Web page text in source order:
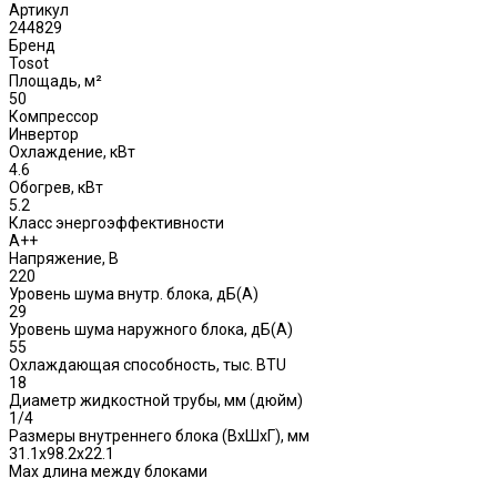
Артикул
244829
Бренд
Tosot
Площадь, м²
50
Компрессор
Инвертор
Охлаждение, кВт
4.6
Обогрев, кВт
5.2
Класс энергоэффективности
A++
Напряжение, В
220
Уровень шума внутр. блока, дБ(А)
29
Уровень шума наружного блока, дБ(A)
55
Охлаждающая способность, тыс. BTU
18
Диаметр жидкостной трубы, мм (дюйм)
1/4
Размеры внутреннего блока (ВхШхГ), мм
31.1x98.2x22.1
Max длина между блоками